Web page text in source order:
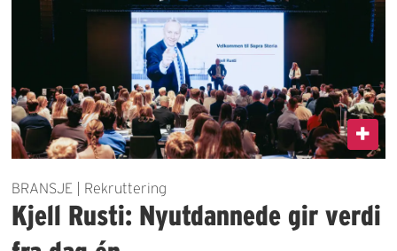
BRANSJE | Rekruttering
Kjell Rusti: Nyutdannede gir verdi